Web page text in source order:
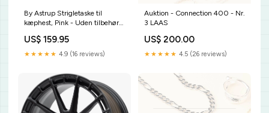
By Astrup Strigletaske til
kæphest, Pink - Uden tilbehør
US$ 159.95
★★★★★ 4.9 (16 reviews)
Auktion - Connection 400 - Nr.
3 LAAS
US$ 200.00
★★★★★ 4.5 (26 reviews)